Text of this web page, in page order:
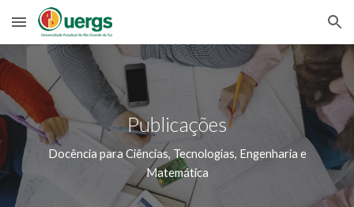
Skip to main content Skip to navigation
Publicações
Docência para Ciências, Tecnologias, Engenharia e
Matemática